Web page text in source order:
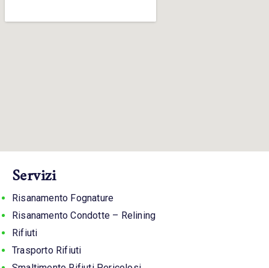
Servizi
Risanamento Fognature
Risanamento Condotte – Relining
Rifiuti
Trasporto Rifiuti